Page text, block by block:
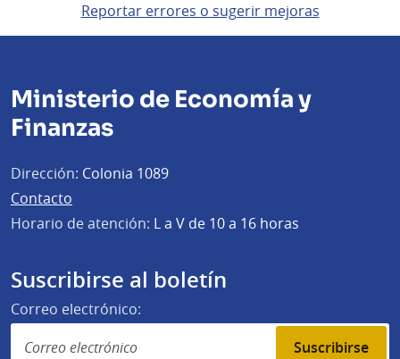
Reportar errores o sugerir mejoras
Ministerio de Economía y
Finanzas
Dirección: Colonia 1089
Contacto
Horario de atención: L a V de 10 a 16 horas
Suscribirse al boletín
Correo electrónico:
Suscribirse